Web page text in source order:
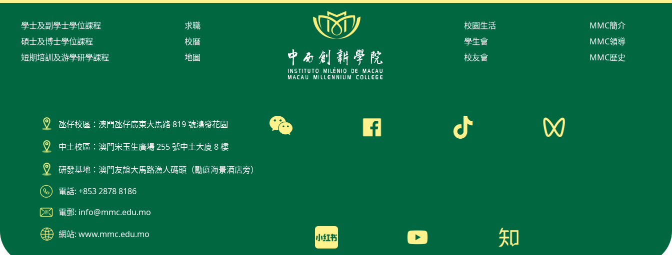
學士及副學士學位課程
碩士及博士學位課程
短期培訓及游學研學課程
求職
校曆
地圖
校園生活
學生會
校友會
MMC簡介
MMC領導
MMC歷史
氹仔校區：澳門氹仔廣東大馬路 819 號鴻發花園
中土校區：澳門宋玉生廣場 255 號中土大廈 8 樓
研發基地：澳門友誼大馬路漁人碼頭（勵庭海景酒店旁）
電話: +853 2878 8186
電郵: info@mmc.edu.mo
網站: www.mmc.edu.mo